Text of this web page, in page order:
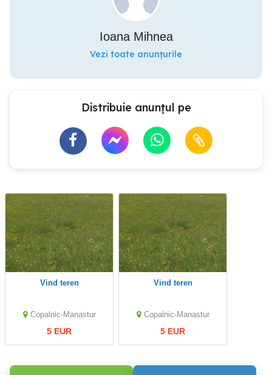
Ioana Mihnea
Vezi toate anunțurile
Distribuie anunțul pe
Vind teren
Copalnic-Manastur
5 EUR
Vind teren
Copalnic-Manastur
5 EUR